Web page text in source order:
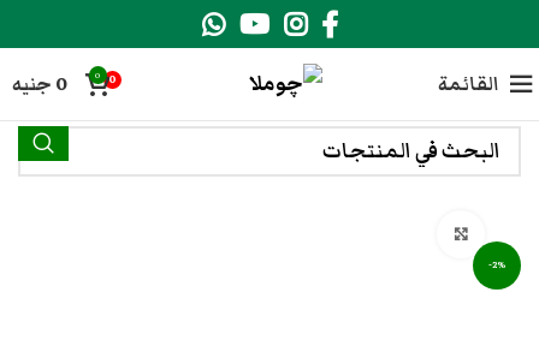
القائمة 0
0
0 جنيه
-2%